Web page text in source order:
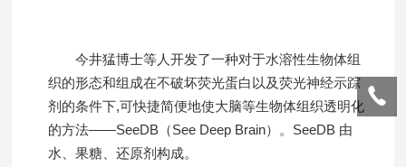
今井猛博士等人开发了一种对于水溶性生物体组
织的形态和组成在不破坏荧光蛋白以及荧光神经示踪
剂的条件下,可快捷简便地使大脑等生物体组织透明化
的方法——SeeDB（See Deep Brain）。SeeDB 由
水、果糖、还原剂构成。